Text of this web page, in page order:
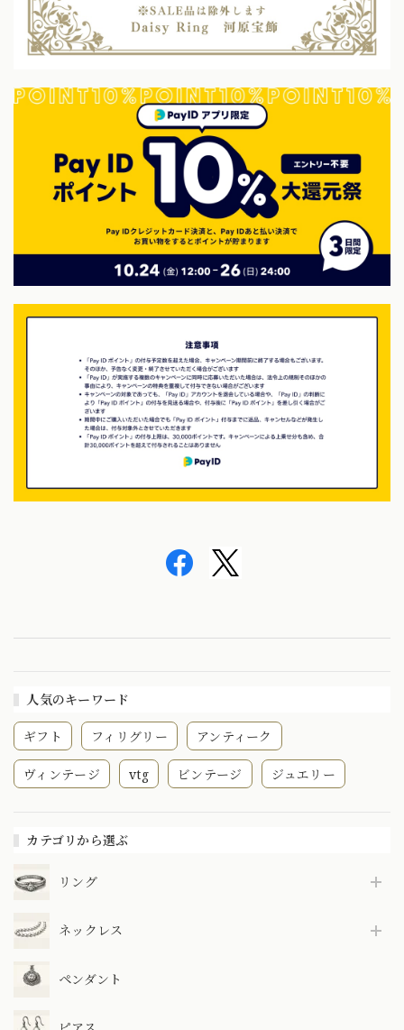
人気のキーワード
ギフト フィリグリー アンティーク
ヴィンテージ vtg ビンテージ ジュエリー
カテゴリから選ぶ
リング
ネックレス
ペンダント